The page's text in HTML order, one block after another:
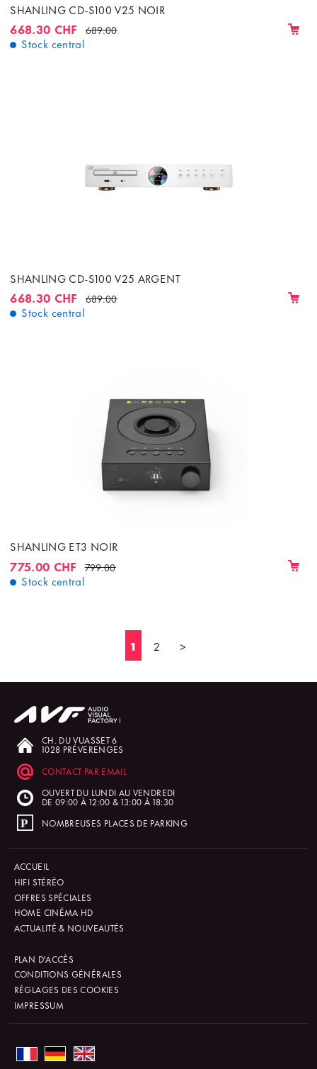
SHANLING CD-S100 V25 NOIR
668.30 CHF 689.00
Stock central
SHANLING CD-S100 V25 ARGENT
668.30 CHF 689.00
Stock central
SHANLING ET3 NOIR
775.00 CHF 799.00
Stock central
1 2 >
CH. DU VUASSET 6
1028 PRÉVERENGES
CONTACT PAR EMAIL
OUVERT DU LUNDI AU VENDREDI
DE 09:00 À 12:00 & 13:00 À 18:30
NOMBREUSES PLACES DE PARKING
ACCUEIL
HIFI STÉRÉO
OFFRES SPÉCIALES
HOME CINÉMA HD
ACTUALITÉ & NOUVEAUTÉS
PLAN D'ACCÈS
CONDITIONS GÉNÉRALES
RÉGLAGES DES COOKIES
IMPRESSUM